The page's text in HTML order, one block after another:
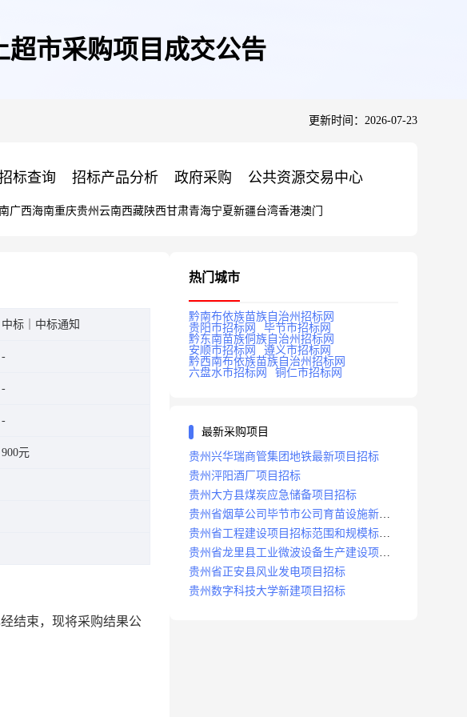
市采购项目成交公告
更新时间：2026-07-23
标查询 招标产品分析 政府采购 公共资源交易中心
广西海南重庆贵州 云南西藏陕西甘肃青海宁夏新疆台湾香港澳门
中标｜中标通知
900元
结束，现将采购结果公
热门城市
黔南布依族苗族自治州招标网
贵阳市招标网
毕节市招标网
黔东南苗族侗族自治州招标网
安顺市招标网
遵义市招标网
黔西南布依族苗族自治州招标网
六盘水市招标网
铜仁市招标网
最新采购项目
贵州兴华瑞商管集团地铁最新项目招标
贵州泙阳酒厂项目招标
贵州大方县煤炭应急储备项目招标
贵州省烟草公司毕节市公司育苗设施新建
及修复项目招标公告
贵州省工程建设项目招标范围和规模标准
规定
贵州省龙里县工业微波设备生产建设项目
招标
贵州省正安县风业发电项目招标
贵州数字科技大学新建项目招标